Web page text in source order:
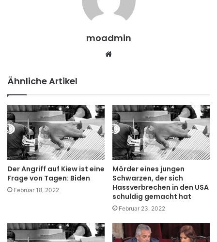
moadmin
Webseite
Ähnliche Artikel
Der Angriff auf Kiew ist eine
Frage von Tagen: Biden
Februar 18, 2022
Mörder eines jungen
Schwarzen, der sich
Hassverbrechen in den USA
schuldig gemacht hat
Februar 23, 2022